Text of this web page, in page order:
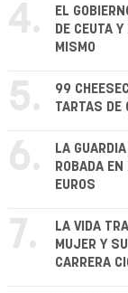
4.
EL
DE CEUTA
MISMO
5.
99
TARTAS DE
6.
LA
ROBADA
EUROS
7.
LA VIDA
MUJER Y
CARRERA